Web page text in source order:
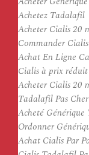
Achetez Tadalafil
Acheter Cialis 20
Commander
Achat En Ligne
Cialis à prix
Acheter Cialis 20
Tadalafil Pas
Acheté
Ordonner
Achat Cialis Par